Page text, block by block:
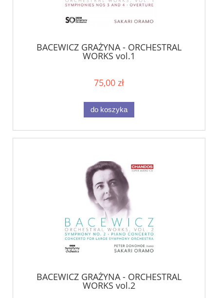
BACEWICZ GRAŻYNA - ORCHESTRAL
WORKS vol.1
75,00 zł
do koszyka
BACEWICZ GRAŻYNA - ORCHESTRAL
WORKS vol.2